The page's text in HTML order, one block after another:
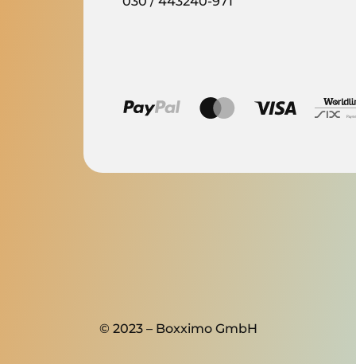
© 2023 – Boxximo GmbH